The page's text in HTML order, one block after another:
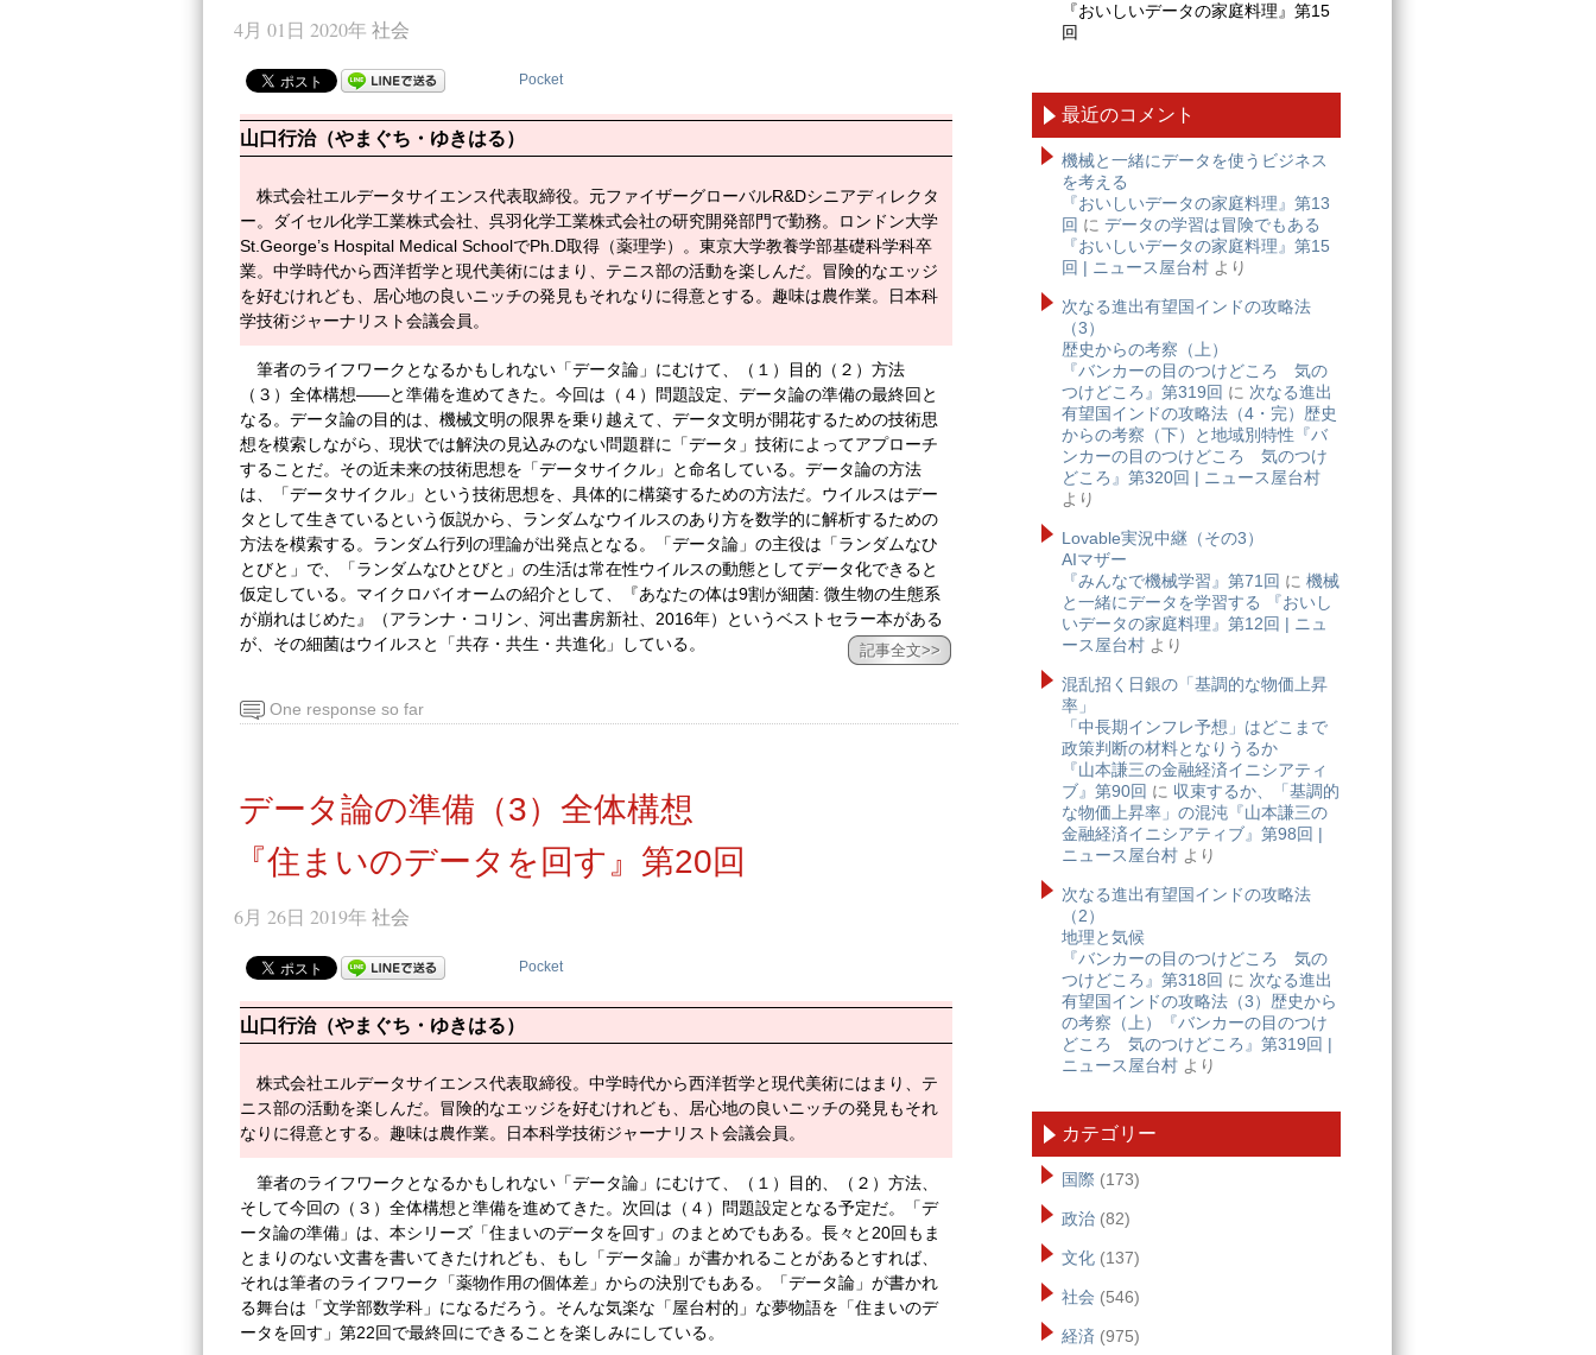
4月 01日 2020年 社会
Pocket
山口行治（やまぐち・ゆきはる）
株式会社エルデータサイエンス代表取締役。元ファイザーグローバルR&Dシニアディレクタ
ー。ダイセル化学工業株式会社、呉羽化学工業株式会社の研究開発部門で勤務。ロンドン大学
St.George’s Hospital Medical SchoolでPh.D取得（薬理学）。東京大学教養学部基礎科学科卒
業。中学時代から西洋哲学と現代美術にはまり、テニス部の活動を楽しんだ。冒険的なエッジ
を好むけれども、居心地の良いニッチの発見もそれなりに得意とする。趣味は農作業。日本科
学技術ジャーナリスト会議会員。
筆者のライフワークとなるかもしれない「データ論」にむけて、（１）目的（２）方法
（３）全体構想――と準備を進めてきた。今回は（４）問題設定、データ論の準備の最終回と
なる。データ論の目的は、機械文明の限界を乗り越えて、データ文明が開花するための技術思
想を模索しながら、現状では解決の見込みのない問題群に「データ」技術によってアプローチ
することだ。その近未来の技術思想を「データサイクル」と命名している。データ論の方法
は、「データサイクル」という技術思想を、具体的に構築するための方法だ。ウイルスはデー
タとして生きているという仮説から、ランダムなウイルスのあり方を数学的に解析するための
方法を模索する。ランダム行列の理論が出発点となる。「データ論」の主役は「ランダムなひ
とびと」で、「ランダムなひとびと」の生活は常在性ウイルスの動態としてデータ化できると
仮定している。マイクロバイオームの紹介として、『あなたの体は9割が細菌: 微生物の生態系
が崩れはじめた』（アランナ・コリン、河出書房新社、2016年）というベストセラー本がある
が、その細菌はウイルスと「共存・共生・共進化」している。
記事全文>>
One response so far
データ論の準備（3）全体構想
『住まいのデータを回す』第20回
6月 26日 2019年 社会
Pocket
山口行治（やまぐち・ゆきはる）
株式会社エルデータサイエンス代表取締役。中学時代から西洋哲学と現代美術にはまり、テ
ニス部の活動を楽しんだ。冒険的なエッジを好むけれども、居心地の良いニッチの発見もそれ
なりに得意とする。趣味は農作業。日本科学技術ジャーナリスト会議会員。
筆者のライフワークとなるかもしれない「データ論」にむけて、（１）目的、（２）方法、
そして今回の（３）全体構想と準備を進めてきた。次回は（４）問題設定となる予定だ。「デ
ータ論の準備」は、本シリーズ「住まいのデータを回す」のまとめでもある。長々と20回もま
とまりのない文書を書いてきたけれども、もし「データ論」が書かれることがあるとすれば、
それは筆者のライフワーク「薬物作用の個体差」からの決別でもある。「データ論」が書かれ
る舞台は「文学部数学科」になるだろう。そんな気楽な「屋台村的」な夢物語を「住まいのデ
ータを回す」第22回で最終回にできることを楽しみにしている。
『おいしいデータの家庭料理』第15
回
最近のコメント
機械と一緒にデータを使うビジネス
を考える
『おいしいデータの家庭料理』第13
回 に データの学習は冒険でもある
『おいしいデータの家庭料理』第15
回 | ニュース屋台村 より
次なる進出有望国インドの攻略法
（3）
歴史からの考察（上）
『バンカーの目のつけどころ 気の
つけどころ』第319回 に 次なる進出
有望国インドの攻略法（4・完）歴史
からの考察（下）と地域別特性『バ
ンカーの目のつけどころ 気のつけ
どころ』第320回 | ニュース屋台村
より
Lovable実況中継（その3）
AIマザー
『みんなで機械学習』第71回 に 機械
と一緒にデータを学習する 『おいし
いデータの家庭料理』第12回 | ニュ
ース屋台村 より
混乱招く日銀の「基調的な物価上昇
率」
「中長期インフレ予想」はどこまで
政策判断の材料となりうるか
『山本謙三の金融経済イニシアティ
ブ』第90回 に 収束するか、「基調的
な物価上昇率」の混沌『山本謙三の
金融経済イニシアティブ』第98回 |
ニュース屋台村 より
次なる進出有望国インドの攻略法
（2）
地理と気候
『バンカーの目のつけどころ 気の
つけどころ』第318回 に 次なる進出
有望国インドの攻略法（3）歴史から
の考察（上）『バンカーの目のつけ
どころ 気のつけどころ』第319回 |
ニュース屋台村 より
カテゴリー
国際 (173)
政治 (82)
文化 (137)
社会 (546)
経済 (975)